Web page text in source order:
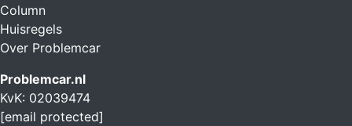
Column
Huisregels
Over Problemcar
Problemcar.nl
KvK: 02039474
[email protected]